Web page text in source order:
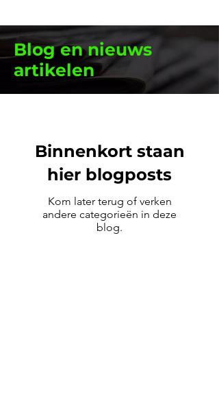
Blog en nieuws
artikelen
Binnenkort staan
hier blogposts
Kom later terug of verken
andere categorieën in deze
blog.